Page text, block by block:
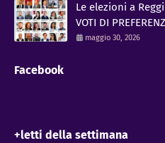
Le elezioni a
VOTI DI
maggio 30, 2026
Facebook
+letti della settimana